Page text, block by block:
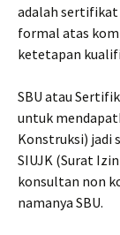
adalah sertifikat
formal atas
ketetapan
SBU atau
untuk
Konstruksi) jadi
SIUJK (Surat
konsultan non
namanya SBU.